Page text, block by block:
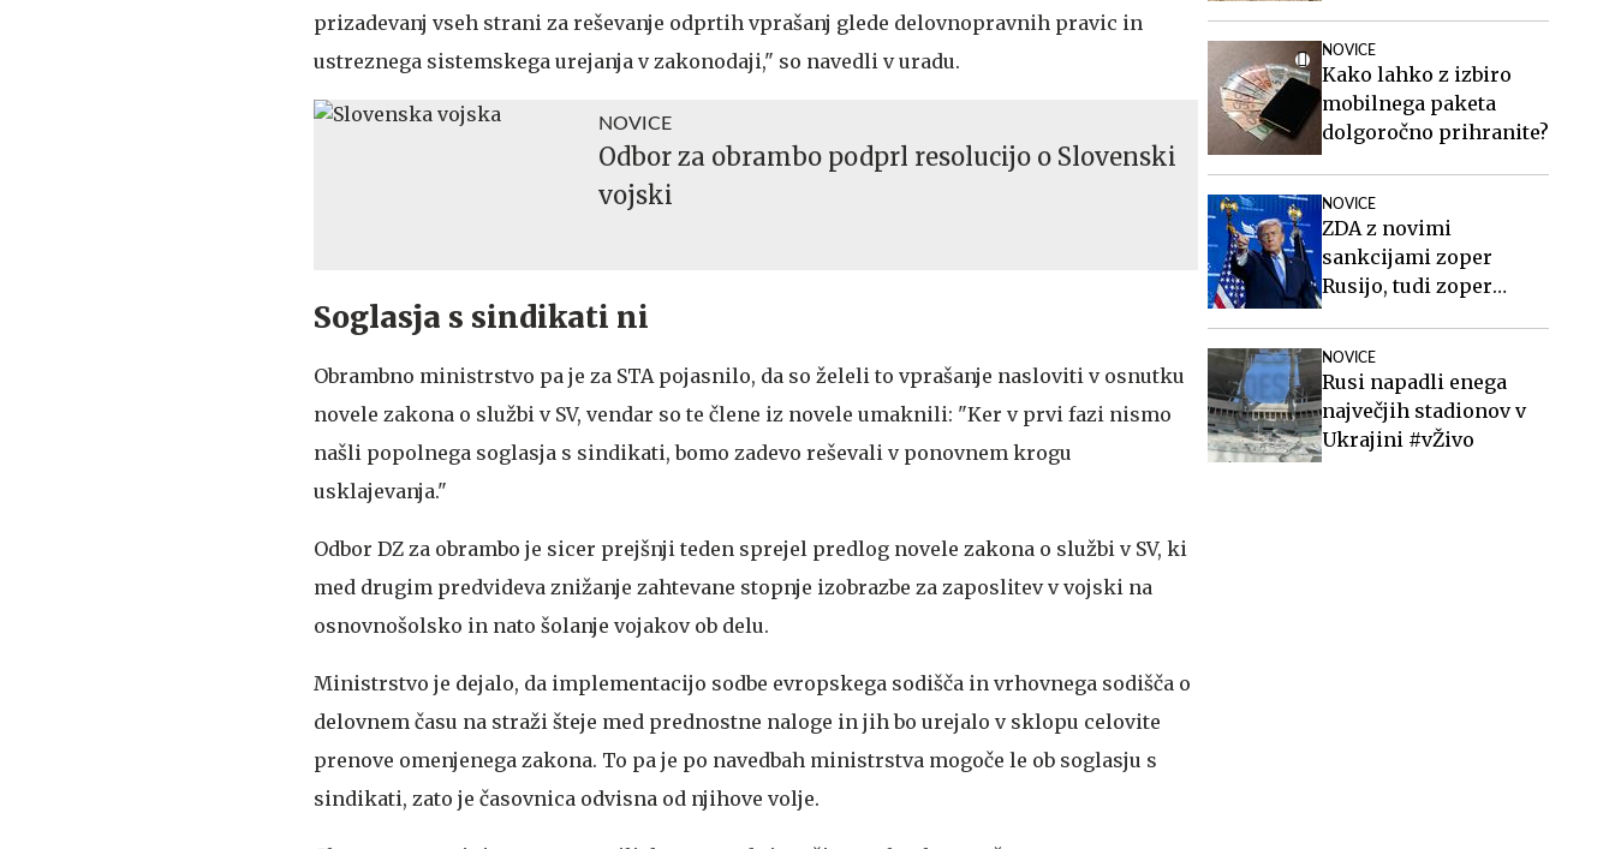
prizadevanj vseh strani za reševanje odprtih vprašanj glede delovnopravnih pravic in
ustreznega sistemskega urejanja v zakonodaji," so navedli v uradu.
NOVICE
Odbor za obrambo podprl resolucijo o Slovenski
vojski
Soglasja s sindikati ni
Obrambno ministrstvo pa je za STA pojasnilo, da so želeli to vprašanje nasloviti v osnutku
novele zakona o službi v SV, vendar so te člene iz novele umaknili: "Ker v prvi fazi nismo
našli popolnega soglasja s sindikati, bomo zadevo reševali v ponovnem krogu
usklajevanja."
Odbor DZ za obrambo je sicer prejšnji teden sprejel predlog novele zakona o službi v SV, ki
med drugim predvideva znižanje zahtevane stopnje izobrazbe za zaposlitev v vojski na
osnovnošolsko in nato šolanje vojakov ob delu.
Ministrstvo je dejalo, da implementacijo sodbe evropskega sodišča in vrhovnega sodišča o
delovnem času na straži šteje med prednostne naloge in jih bo urejalo v sklopu celovite
prenove omenjenega zakona. To pa je po navedbah ministrstva mogoče le ob soglasju s
sindikati, zato je časovnica odvisna od njihove volje.
NOVICE
Kako lahko z izbiro
mobilnega paketa
dolgoročno prihranite?
NOVICE
ZDA z novimi
sankcijami zoper
Rusijo, tudi zoper
NOVICE
Rusi napadli enega
največjih stadionov v
Ukrajini #vŽivo